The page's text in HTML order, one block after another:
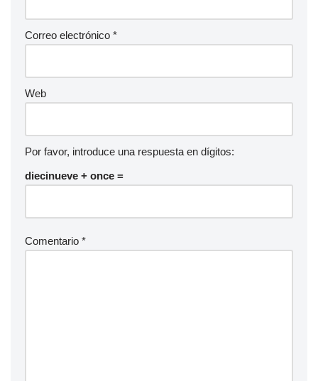
Correo electrónico *
Web
Por favor, introduce una respuesta en dígitos:
diecinueve + once =
Comentario *